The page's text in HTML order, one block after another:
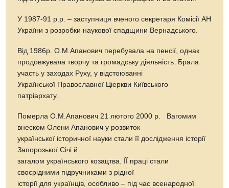
У 1987-91 р.р. – заступниця вченого секретаря Комісії АН
України з розробки наукової спадщини Вернадського.
Від 1986р. О.М.Апанович перебувала на пенсії, однак
продовжувала творчу та громадську діяльність. Брала
участь у заходах Руху, у відстоюванні
Української Православної Ціеркви Київського
патріархату.
Померла О.М.Апанович 21 лютого 2000 р. Вагомим
внеском Олени Апанович у розвиток
української історичної науки стали її дослідження історії
Запорозької Січі й
загалом українського козацтва. ЇЇ праці стали
своєрідними підручниками з рідної
історії для українців, особливо – під час всенародної